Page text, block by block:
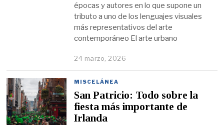
épocas y autores en lo que supone un
tributo a uno de los lenguajes visuales
más representativos del arte
contemporáneo El arte urbano
24 marzo, 2026
MISCELÁNEA
San Patricio: Todo sobre la
fiesta más importante de
Irlanda